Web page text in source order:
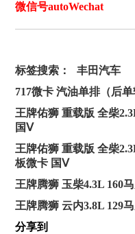
微信号autoWechat
标签搜索：
丰田汽车
717微卡 汽油单排（后
王牌佑狮 重载版 全柴
国Ⅴ
王牌佑狮 重载版 全柴
板微卡 国Ⅴ
王牌腾狮 玉柴4.3L 160
王牌腾狮 云内3.8L 129
分享到